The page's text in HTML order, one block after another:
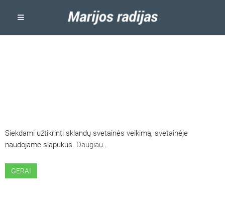
Siekdami užtikrinti sklandų svetainės veikimą, svetainėje
naudojame slapukus. Daugiau..
GERAI